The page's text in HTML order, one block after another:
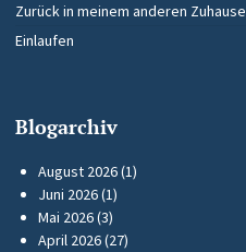
Zurück in meinem anderen Zuhause
Einlaufen
Blogarchiv
August 2026(1)
Juni 2026(1)
Mai 2026(3)
April 2026(27)